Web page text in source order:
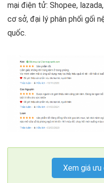
mại điện tử: Shopee,
cơ sở, đại lý phân phối gối
quốc.
Xem giá